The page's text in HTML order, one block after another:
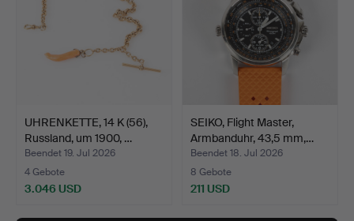
UHRENKETTE, 14 K (56),
Russland, um 1900, …
Beendet 19. Jul 2026
4 Gebote
3.046 USD
SEIKO, Flight Master,
Armbanduhr, 43,5 mm,…
Beendet 18. Jul 2026
8 Gebote
211 USD